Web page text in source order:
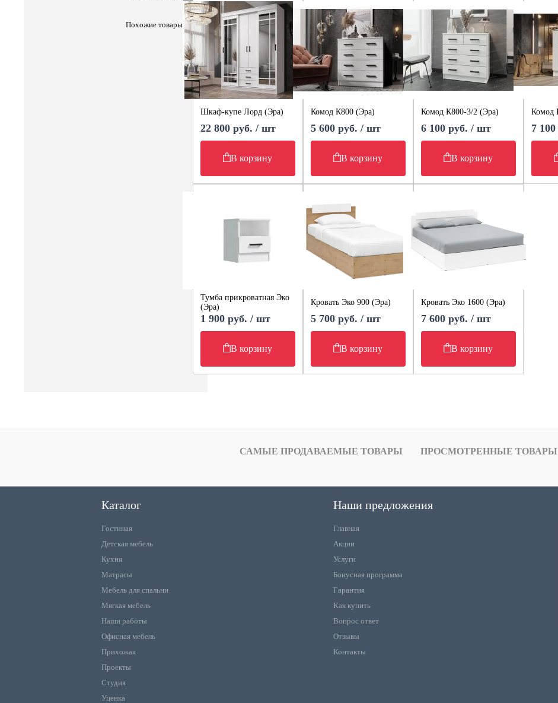
Похожие товары
Шкаф-купе Лорд (Эра)
22 800 руб. / шт
В корзину
Комод К800 (Эра)
5 600 руб. / шт
В корзину
Комод К800-3/2 (Эра)
6 100 руб. / шт
В корзину
Комод
7
Тумба прикроватная Эко
(Эра)
1 900 руб. / шт
В корзину
Кровать Эко 900 (Эра)
5 700 руб. / шт
В корзину
Кровать Эко 1600 (Эра)
7 600 руб. / шт
В корзину
САМЫЕ ПРОДАВАЕМЫЕ ТОВАРЫ ПРОСМОТРЕННЫЕ ТОВАРЫ
Каталог
Гостиная
Детская мебель
Кухня
Матрасы
Мебель для спальни
Мягкая мебель
Наши работы
Офисная мебель
Прихожая
Проекты
Студия
Уценка
Наши предложения
Главная
Акции
Услуги
Бонусная программа
Гарантия
Как купить
Вопрос ответ
Отзывы
Контакты